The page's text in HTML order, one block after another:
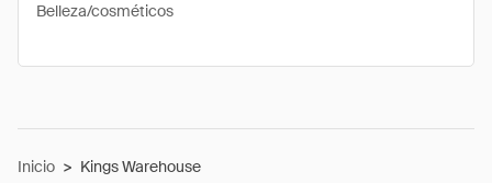
Belleza/cosméticos
Inicio > Kings Warehouse